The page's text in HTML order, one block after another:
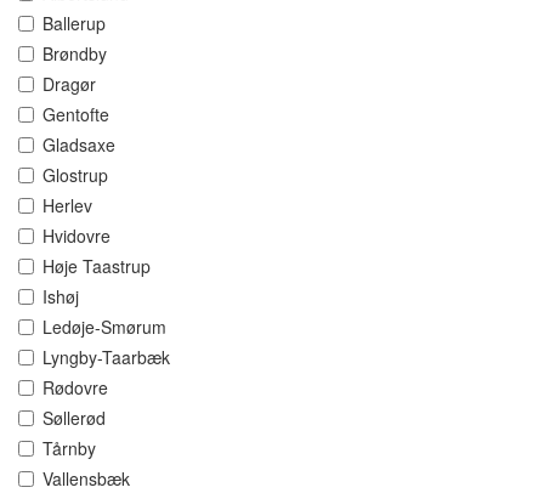
Ballerup
Brøndby
Dragør
Gentofte
Gladsaxe
Glostrup
Herlev
Hvidovre
Høje Taastrup
Ishøj
Ledøje-Smørum
Lyngby-Taarbæk
Rødovre
Søllerød
Tårnby
Vallensbæk